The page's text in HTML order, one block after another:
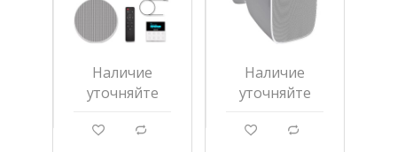
Наличие
уточняйте
g d
Наличие
уточняйте
g d